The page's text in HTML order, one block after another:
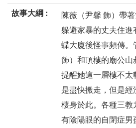
故事大綱 :
陳薇（尹馨 飾）帶
躲避家暴的丈夫住
蝶大廈後怪事頻傳
飾）和頂樓的廟公
提醒她這一層樓不
是盡快搬走，但是
棲身於此。各種三
有陰陽眼的自閉症